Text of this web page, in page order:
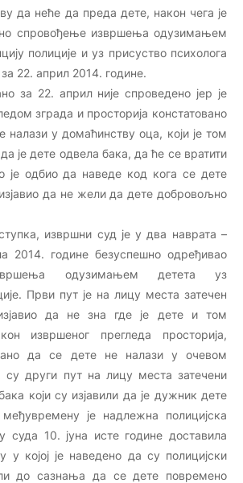
да неће да преда дете, након чега је
спровођење извршења одузимањем
полиције и уз присуство психолога
за 22. април 2014. године.
за 22. април није спроведено јер је
зграда и просторија констатовано
налази у домаћинству оца, који је том
је дете одвела бака, да ће се вратити
је одбио да наведе код кога се дете
да не жели да дете добровољно
извршни суд је у два наврата –
2014. године безуспешно одређивао
одузимањем детета уз
Први пут је на лицу места затечен
да не зна где је дете и том
извршеног прегледа просторија,
да се дете не налази у очевом
су други пут на лицу места затечени
који су изјавили да је дужник дете
је надлежна полицијска
суда 10. јуна исте године доставила
у којој је наведено да су полицијски
до сазнања да се дете повремено